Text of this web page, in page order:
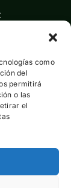
como
del
permitirá
o las
el